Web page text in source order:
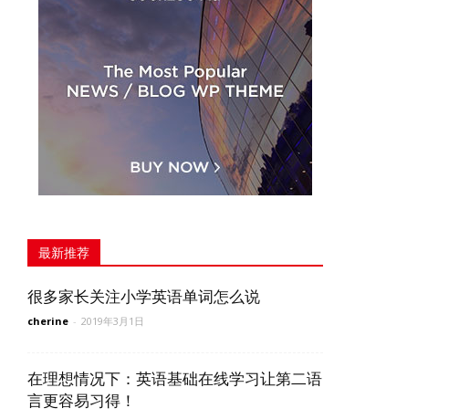
最新推荐
很多家长关注小学英语单词怎么说
cherine - 2019年3月1日
在理想情况下：英语基础在线学习让第二语
言更容易习得！